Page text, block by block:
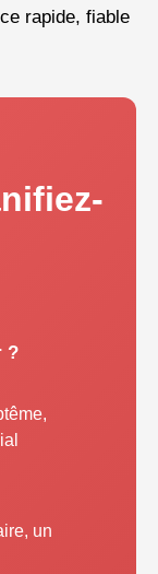
rapide, fiable
?
un